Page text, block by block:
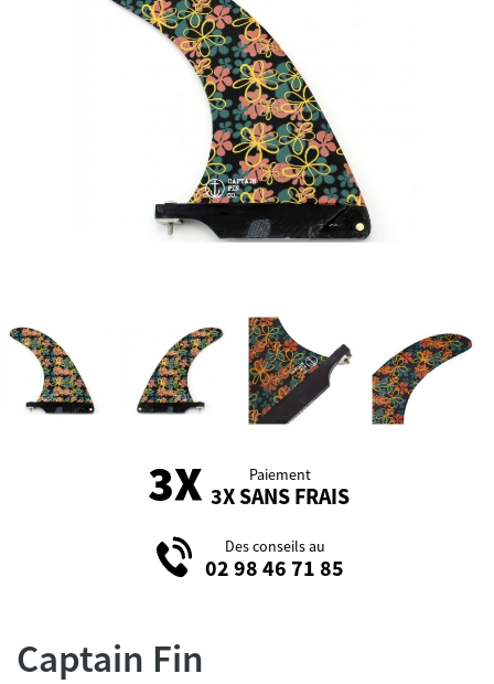
Paiement
3X SANS FRAIS
Des conseils au
02 98 46 71 85
Captain Fin